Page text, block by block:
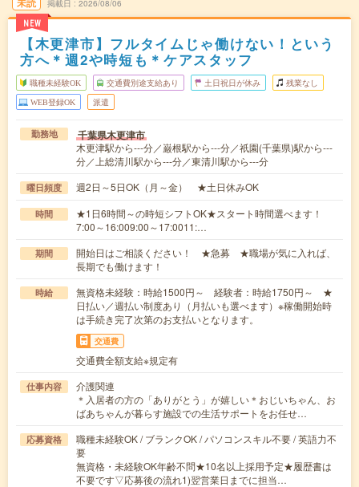
NEW
掲載日 2026/08/06
【木更津市】フルタイムじゃ働けない！という
方へ＊週2や時短も＊ケアスタッフ
職種未経験OK 交通費別途支給あり 土日祝日が休み 残業なし
WEB登録OK 派遣
勤務地 千葉県木更津市
木更津駅から---分／巌根駅から---分／祇園(千葉県)駅から---
分／上総清川駅から---分／東清川駅から---分
曜日頻度 週2日～5日OK（月～金） ★土日休みOK
時間
★1日6時間～の時短シフトOK★スタート時間選べます！
7:00～16:009:00～17:0011:…
期間
開始日はご相談ください！ ★急募 ★職場が気に入れば、
長期でも働けます！
時給
無資格未経験：時給1500円～ 経験者：時給1750円～ ★
日払い／週払い制度あり（月払いも選べます）※稼働開始時
は手続き完了次第のお支払いとなります。
交通費
交通費全額支給※規定有
仕事内容
介護関連
＊入居者の方の「ありがとう」が嬉しい＊おじいちゃん、お
ばあちゃんが暮らす施設での生活サポートをお任せ…
応募資格
職種未経験OK / ブランクOK / パソコンスキル不要 / 英語力不
要
無資格・未経験OK年齢不問★10名以上採用予定★履歴書は
不要です▽応募後の流れ1)翌営業日までに担当…